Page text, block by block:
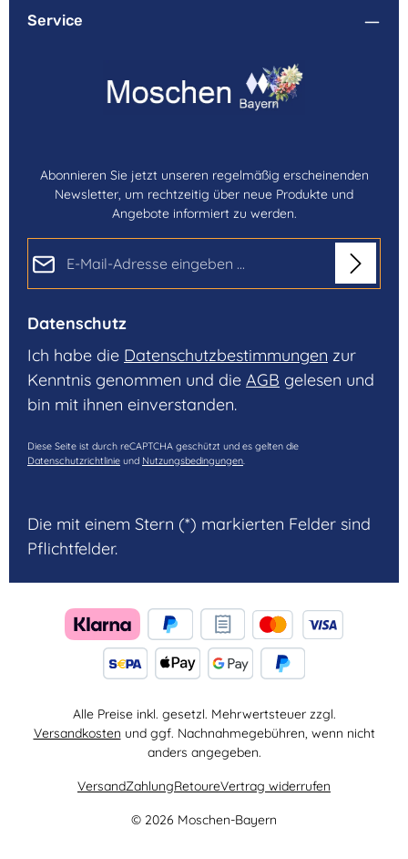
Service
Abonnieren Sie jetzt unseren regelmäßig erscheinenden
Newsletter, um rechtzeitig über neue Produkte und
Angebote informiert zu werden.
Datenschutz
Ich habe die Datenschutzbestimmungen zur
Kenntnis genommen und die AGB gelesen und
bin mit ihnen einverstanden.
Diese Seite ist durch reCAPTCHA geschützt und es gelten die
Datenschutzrichtlinie und Nutzungsbedingungen.
Die mit einem Stern (*) markierten Felder sind
Pflichtfelder.
Alle Preise inkl. gesetzl. Mehrwertsteuer zzgl.
Versandkosten und ggf. Nachnahmegebühren, wenn nicht
anders angegeben.
© 2026 Moschen-Bayern
VersandZahlungRetoureVertrag widerrufen